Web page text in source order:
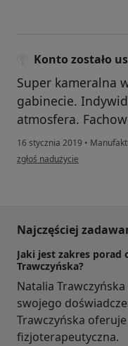
Konto zostało
Super kameralna
gabinecie.
atmosfera.
16 stycznia 2019 •
w opinii użytkownika Konto
zgłoś nadużycie
Najczęściej
Jaki jest zakres porad
Trawczyńska?
Natalia
swojego
Trawczyńska
fizjoterapeutyczna.